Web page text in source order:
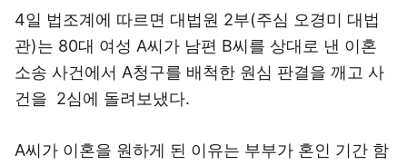
4일 법조계에 따르면 대법원 2부(주심 오경미 대법
관)는 80대 여성 A씨가 남편 B씨를 상대로 낸 이혼
소송 사건에서 A청구를 배척한 원심 판결을 깨고 사
건을 2심에 돌려보냈다.
A씨가 이혼을 원하게 된 이유는 부부가 혼인 기간 함